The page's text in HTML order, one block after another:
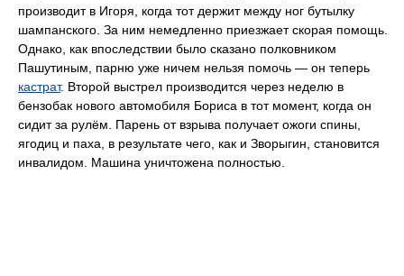
производит в Игоря, когда тот держит между ног бутылку
шампанского. За ним немедленно приезжает скорая помощь.
Однако, как впоследствии было сказано полковником
Пашутиным, парню уже ничем нельзя помочь — он теперь
кастрат. Второй выстрел производится через неделю в
бензобак нового автомобиля Бориса в тот момент, когда он
сидит за рулём. Парень от взрыва получает ожоги спины,
ягодиц и паха, в результате чего, как и Зворыгин, становится
инвалидом. Машина уничтожена полностью.